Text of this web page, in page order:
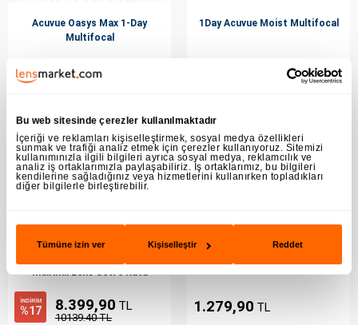
Bu web sitesinde çerezler kullanılmaktadır
İçeriği ve reklamları kişiselleştirmek, sosyal medya özellikleri
sunmak ve trafiği analiz etmek için çerezler kullanıyoruz. Sitemizi
kullanımınızla ilgili bilgileri ayrıca sosyal medya, reklamcılık ve
analiz iş ortaklarımızla paylaşabiliriz. İş ortaklarımız, bu bilgileri
kendilerine sağladığınız veya hizmetlerini kullanırken topladıkları
diğer bilgilerle birleştirebilir.
Tümüne izin ver Kişiselleştir Reddet
Acuvue Oasys Max 1-Day
Multifocal
2.099,90TL
1Day Acuvue Moist Multifocal
İndirimli Lens Seti 6 Kutu
İNDİRİM
%17 8.399,90 TL
10139.40 TL
1.279,90 TL